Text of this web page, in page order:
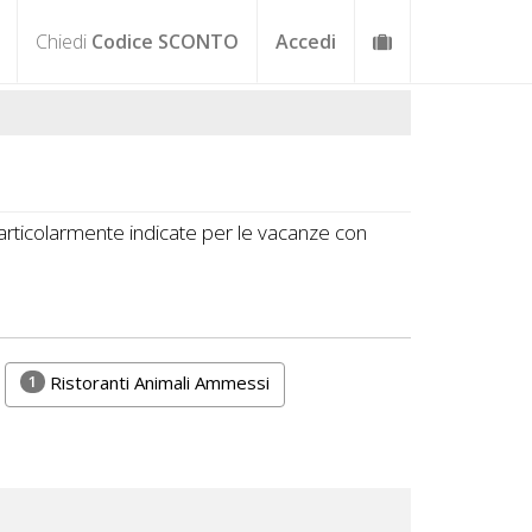
Chiedi Codice SCONTO Accedi
indicate per le vacanze con
1 Ristoranti Animali Ammessi